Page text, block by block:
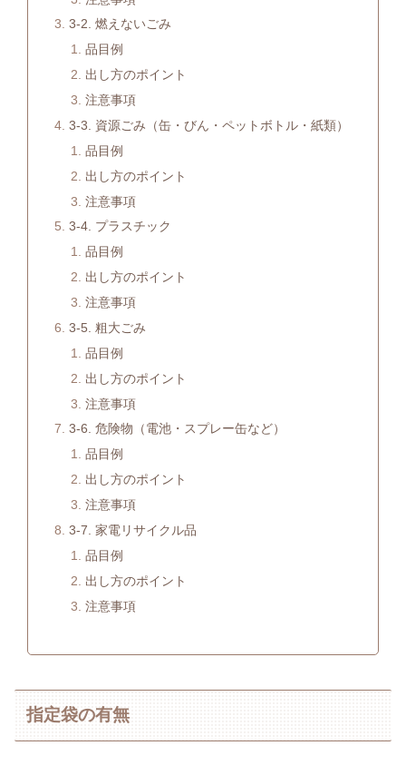
3-2. 燃えないごみ
品目例
出し方のポイント
注意事項
3-3. 資源ごみ（缶・びん・ペットボトル・紙類）
品目例
出し方のポイント
注意事項
3-4. プラスチック
品目例
出し方のポイント
注意事項
3-5. 粗大ごみ
品目例
出し方のポイント
注意事項
3-6. 危険物（電池・スプレー缶など）
品目例
出し方のポイント
注意事項
3-7. 家電リサイクル品
品目例
出し方のポイント
注意事項
指定袋の有無